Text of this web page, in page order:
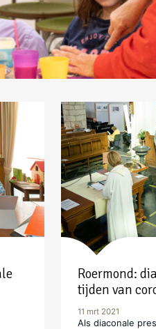
Roermond:
tijden van
11 mrt 2021
Als diaconale